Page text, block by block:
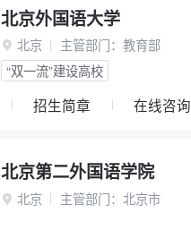
北京外国语大学
 北京 主管部门： 教育部
“双一流”建设高校
招生简章 在线咨询
北京第二外国语学院
 北京 主管部门： 北京市